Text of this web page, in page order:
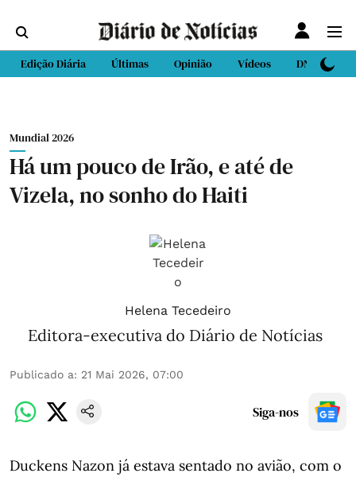
Edição Diária Últimas Opinião Vídeos DN Sport
Mundial 2026
Há um pouco de Irão, e até de
Vizela, no sonho do Haiti
Helena Tecedeiro
Editora-executiva do Diário de Notícias
Publicado a: 21 Mai 2026, 07:00
Siga-nos
Duckens Nazon já estava sentado no avião, com o